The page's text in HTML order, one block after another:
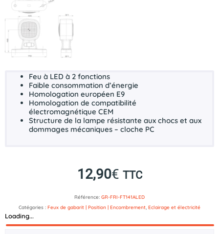
Feu à LED à 2 fonctions
Faible consommation d’énergie
Homologation européen E9
Homologation de compatibilité
électromagnétique CEM
Structure de la lampe résistante aux chocs et aux
dommages mécaniques – cloche PC
12,90€ TTC
Référence: GR-FRI-FT141ALED
Catégories : Feux de gabarit | Position | Encombrement Eclairage et électricité
Loading...
Description